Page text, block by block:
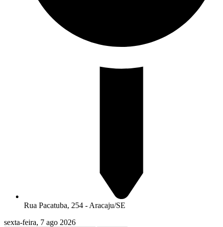
Rua Pacatuba, 254 - Aracaju/SE
sexta-feira, 7 ago 2026